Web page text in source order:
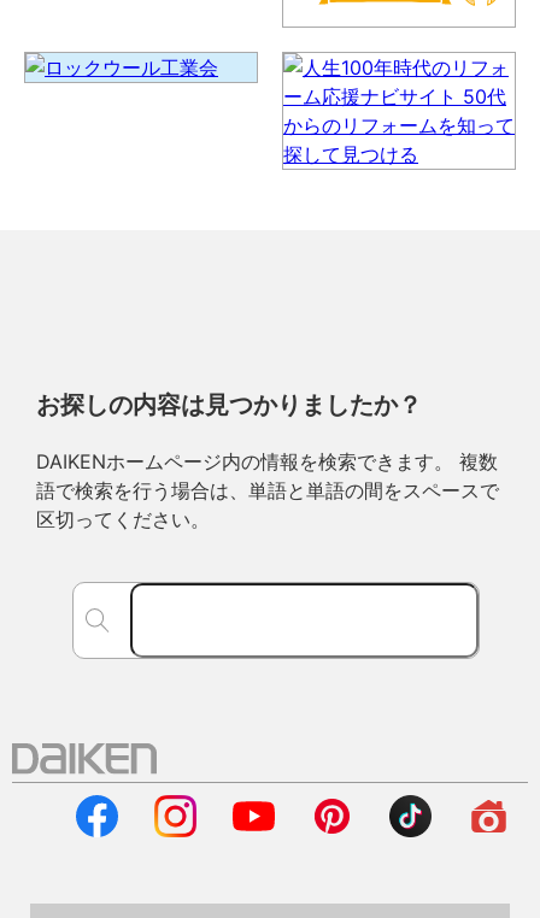
お探しの内容は見つかりましたか？
DAIKENホームページ内の情報を検索できます。 複数
語で検索を行う場合は、単語と単語の間をスペースで
区切ってください。